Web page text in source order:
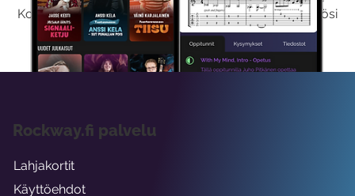
Kokeilemalla ilmaiseksi saat koko sisältömme käyttöösi
viikon ajaksi.
Rockway.fi palvelu
Lahjakortit
Käyttöehdot